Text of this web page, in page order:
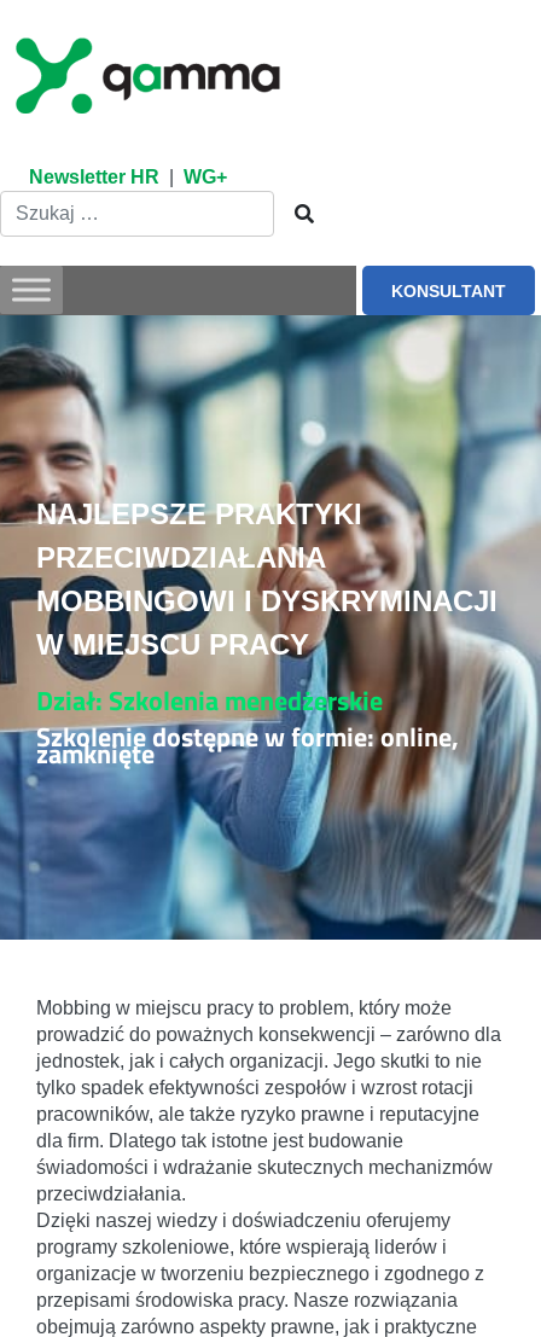
content
Newsletter HR WG+
KONSULTANT
NAJLEPSZE PRAKTYKI
PRZECIWDZIAŁANIA
MOBBINGOWI I DYSKRYMINACJI
W MIEJSCU PRACY
Dział: Szkolenia menedżerskie
Szkolenie dostępne w formie: online,
zamknięte
Mobbing w miejscu pracy to problem, który może
prowadzić do poważnych konsekwencji – zarówno dla
jednostek, jak i całych organizacji. Jego skutki to nie
tylko spadek efektywności zespołów i wzrost rotacji
pracowników, ale także ryzyko prawne i reputacyjne
dla firm. Dlatego tak istotne jest budowanie
świadomości i wdrażanie skutecznych mechanizmów
przeciwdziałania.
Dzięki naszej wiedzy i doświadczeniu oferujemy
programy szkoleniowe, które wspierają liderów i
organizacje w tworzeniu bezpiecznego i zgodnego z
przepisami środowiska pracy. Nasze rozwiązania
obejmują zarówno aspekty prawne, jak i praktyczne